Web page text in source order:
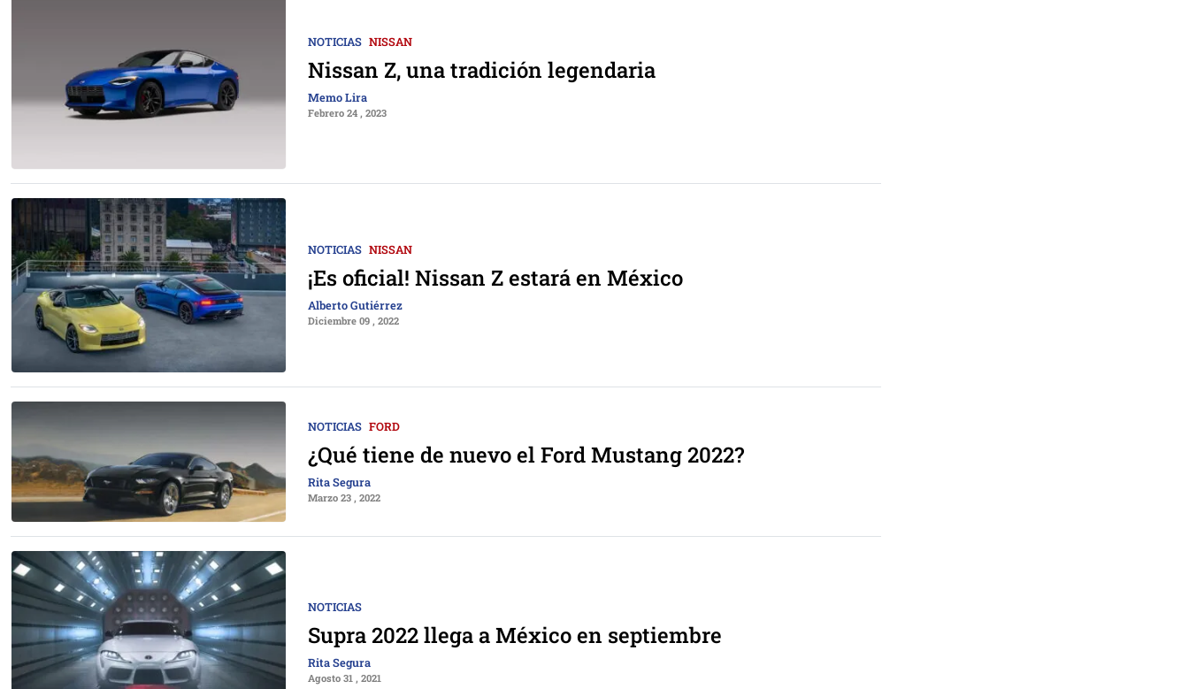
NOTICIAS NISSAN
Nissan Z, una tradición legendaria
Memo Lira
Febrero 24 , 2023
NOTICIAS NISSAN
¡Es oficial! Nissan Z estará en México
Alberto Gutiérrez
Diciembre 09 , 2022
NOTICIAS FORD
¿Qué tiene de nuevo el Ford Mustang 2022?
Rita Segura
Marzo 23 , 2022
NOTICIAS
Supra 2022 llega a México en septiembre
Rita Segura
Agosto 31 , 2021